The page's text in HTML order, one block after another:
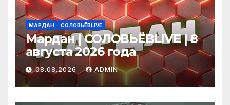
МАРДАН СОЛОВЬЁВLIVE
Мардан | СОЛОВЬЁВLIVE | 8
августа 2026 года
08.08.2026 ADMIN